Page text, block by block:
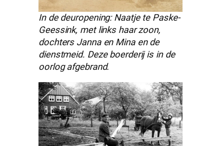
In de deuropening: Naatje te Paske-
Geessink, met links haar zoon,
dochters Janna en Mina en de
dienstmeid. Deze boerderij is in de
oorlog afgebrand.